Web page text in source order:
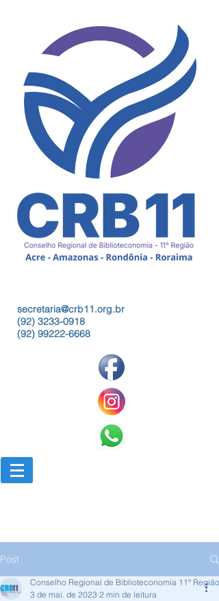
secretaria@crb11.org.br
(92) 3233-0918
(92) 99222-6668
Post
Conselho Regional de Biblioteconomia 11ª Região
3 de mai. de 2023 2 min de leitura